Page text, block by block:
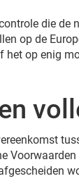
die
op de
op enig